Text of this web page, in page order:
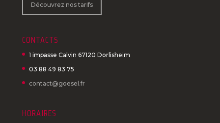
Découvrez nos tarifs
CONTACTS
1 impasse Calvin 67120 Dorlisheim
03 88 49 83 75
contact@goesel.fr
HORAIRES